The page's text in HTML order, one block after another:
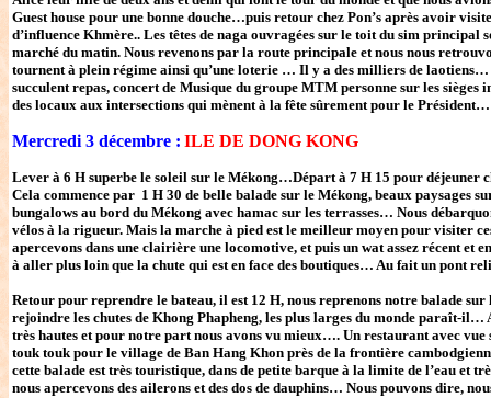
Guest house pour une bonne douche…puis retour chez Pon’s après avoir
d’influence Khmère.. Les têtes de naga ouvragées sur le toit du sim principal
marché du matin. Nous revenons par la route principale et nous nous
tournent à plein régime ainsi qu’une loterie … Il y a des milliers de
succulent repas, concert de Musique du groupe MTM personne sur les
des locaux aux intersections qui mènent à la fête sûrement pour le
Mercredi 3 décembre : ILE DE DONG KONG
Lever à 6 H superbe le soleil sur le Mékong…Départ à 7 H 15 pour déjeuner
Cela commence par 1 H 30 de belle balade sur le Mékong, beaux paysages
bungalows au bord du Mékong avec hamac sur les terrasses… Nous
vélos à la rigueur. Mais la marche à pied est le meilleur moyen pour visiter
apercevons dans une clairière une locomotive, et puis un wat assez récent et
à aller plus loin que la chute qui est en face des boutiques… Au fait un pont
Retour pour reprendre le bateau, il est 12 H, nous reprenons notre balade
rejoindre les chutes de Khong Phapheng, les plus larges du monde paraît-il…
très hautes et pour notre part nous avons vu mieux…. Un restaurant avec
touk touk pour le village de Ban Hang Khon près de la frontière
cette balade est très touristique, dans de petite barque à la limite de l’eau et
nous apercevons des ailerons et des dos de dauphins… Nous pouvons dire,